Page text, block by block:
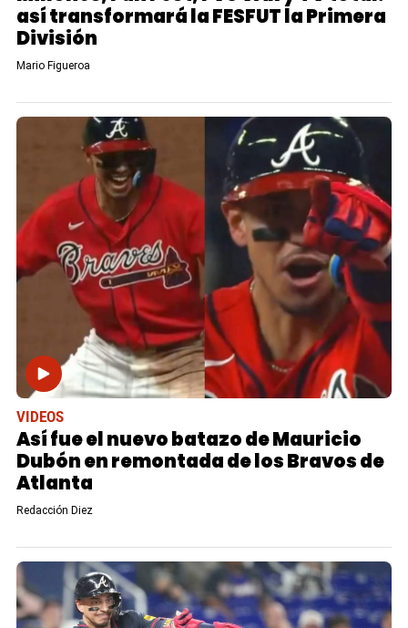
así transformará la FESFUT la Primera
División
Mario Figueroa
VIDEOS
Así fue el nuevo batazo de Mauricio
Dubón en remontada de los Bravos de
Atlanta
Redacción Diez